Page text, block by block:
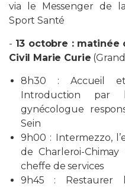
via le Messenger de
Sport Santé
- 13 octobre : matinée
Civil Marie Curie
8h30 : Accueil et
Introduction par
gynécologue
Sein
9h00 : Intermezzo,
de Charleroi-
cheffe de services
9h45 : Restaurer